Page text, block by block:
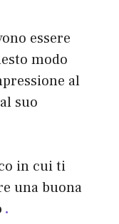
essere
modo
al
suo
in cui ti
una buona
.